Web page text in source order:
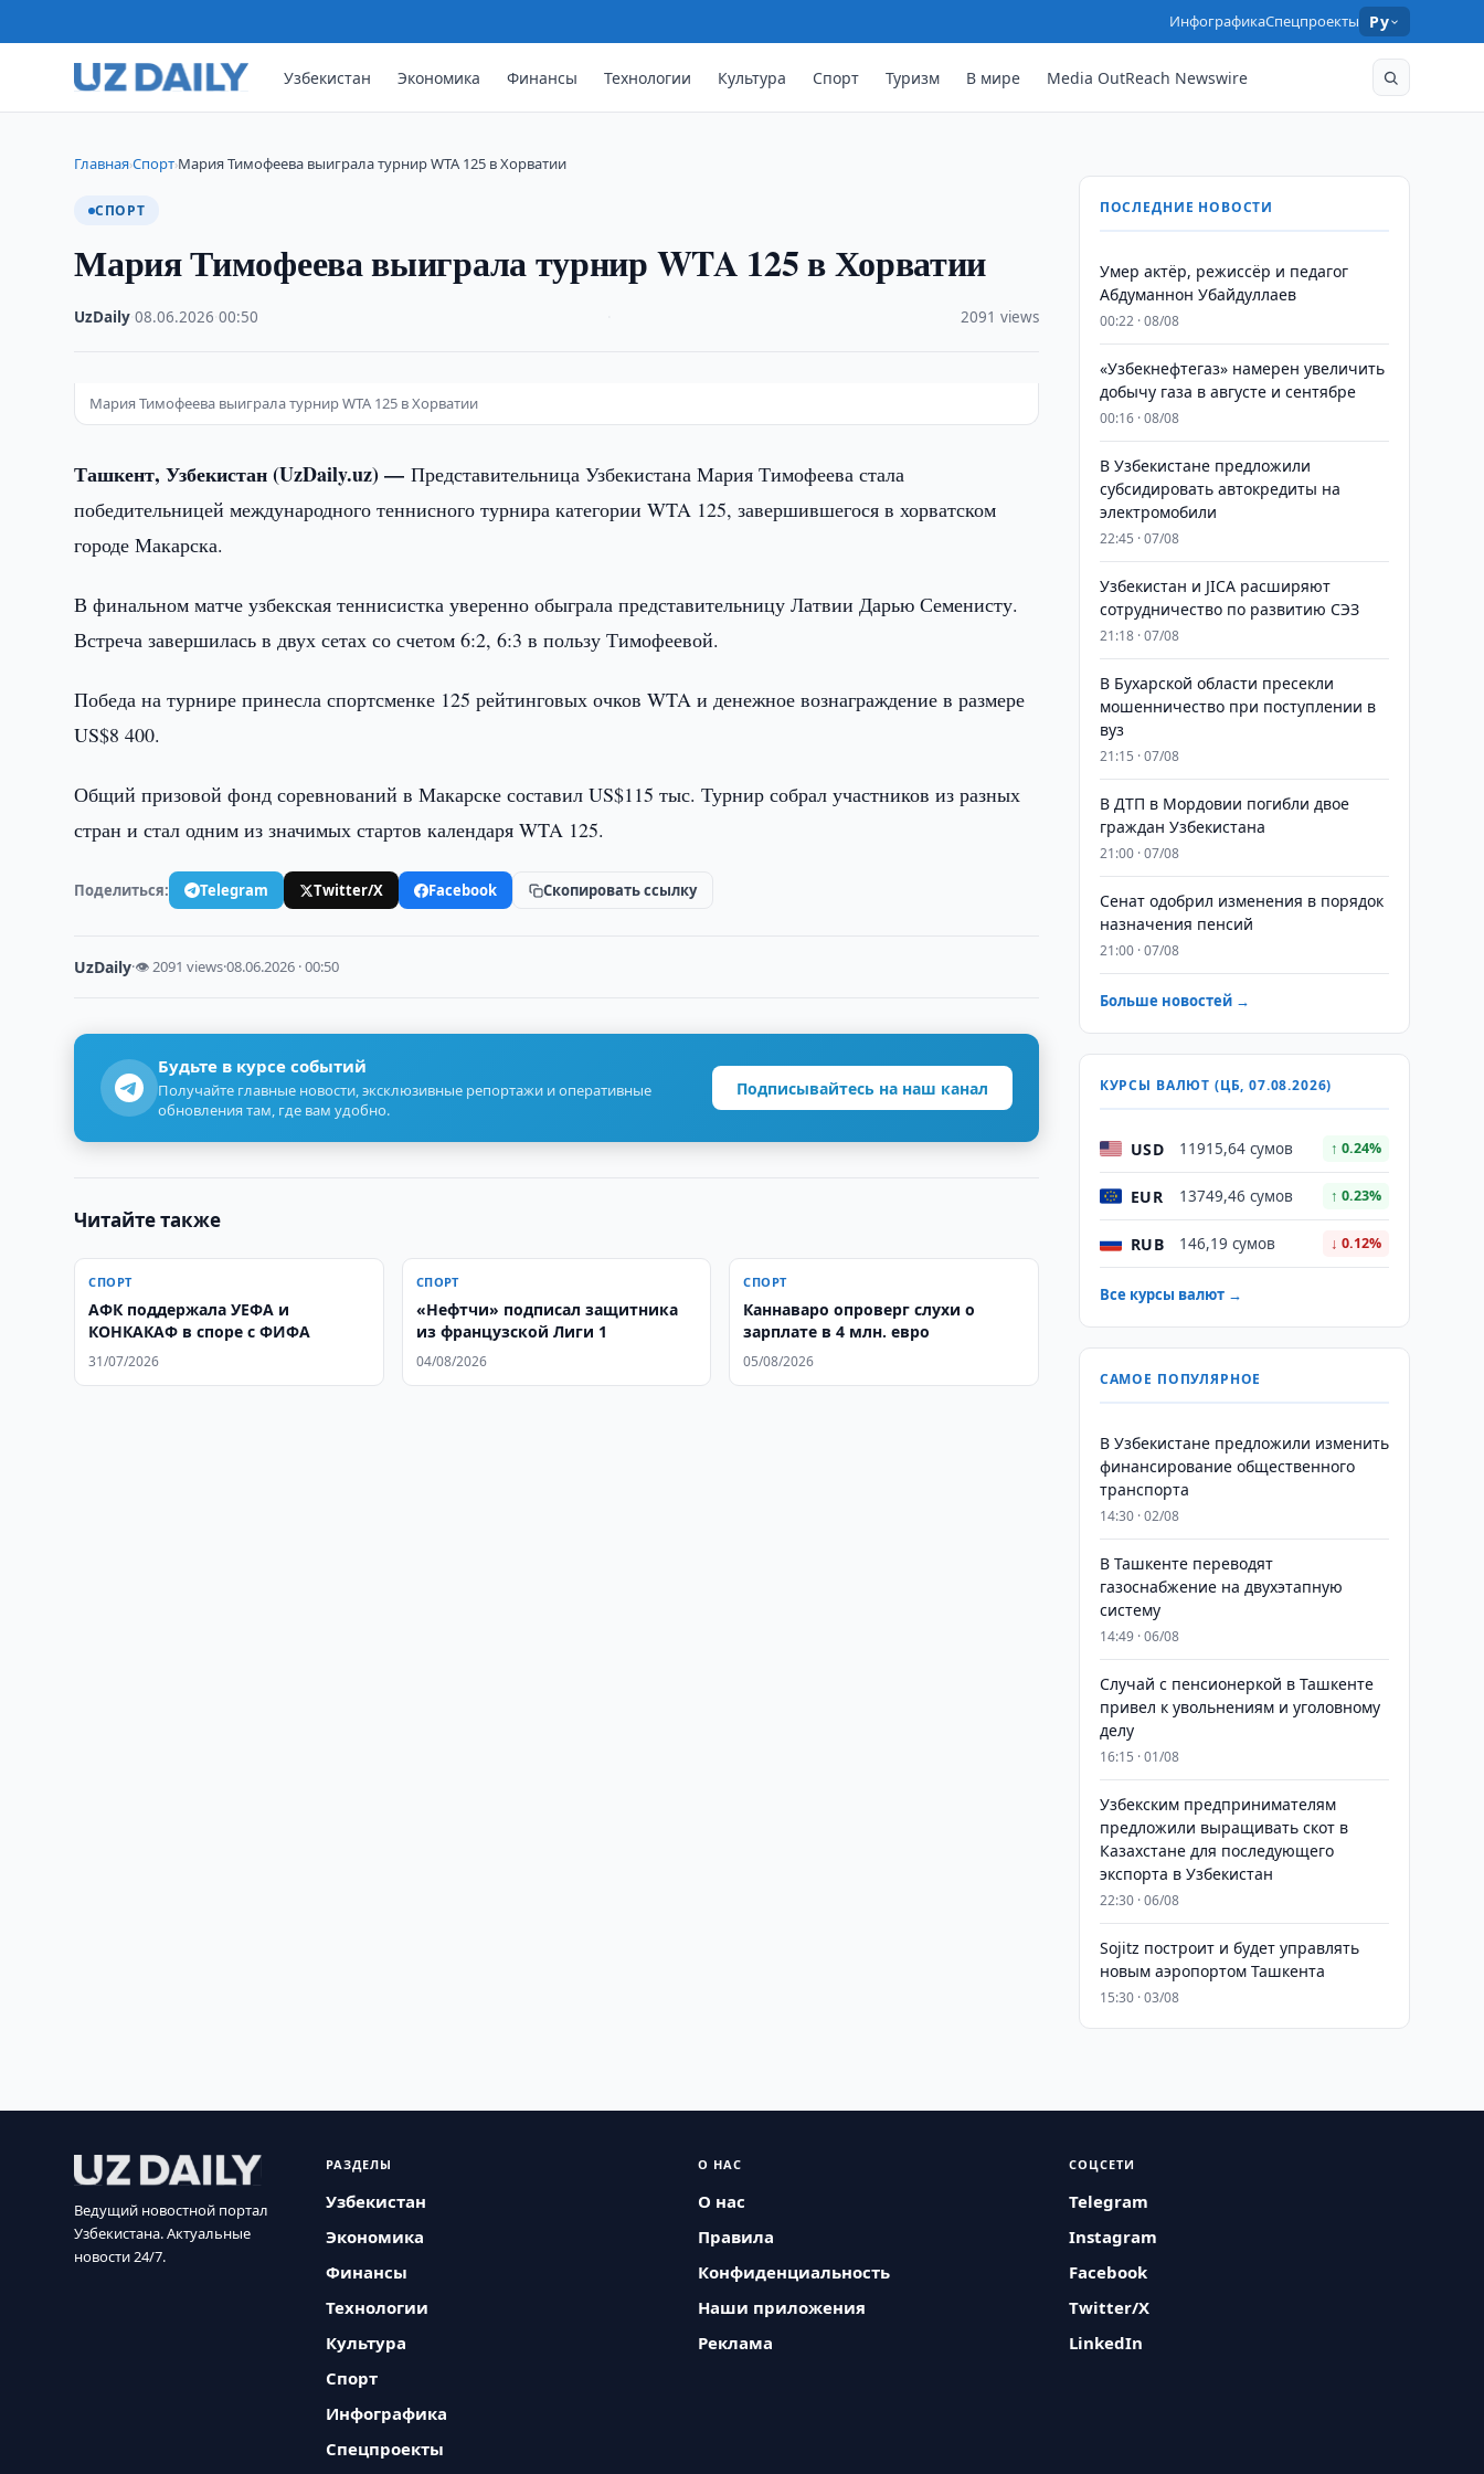
ИнфографикаСпецпроекты Ру
Узбекистан Экономика Финансы Технологии Культура Спорт Туризм В мире Media OutReach Newswire
Главная›Спорт›Мария Тимофеева выиграла турнир WTA 125 в Хорватии
СПОРТ
Мария Тимофеева выиграла турнир WTA 125 в Хорватии
UzDaily ·08.06.2026 ·00:50 2091 views
Мария Тимофеева выиграла турнир WTA 125 в Хорватии
Ташкент, Узбекистан (UzDaily.uz) —Представительница Узбекистана Мария Тимофеева стала
победительницей международного теннисного турнира категории WTA 125, завершившегося в хорватском
городе Макарска.
В финальном матче узбекская теннисистка уверенно обыграла представительницу Латвии Дарью Семенисту.
Встреча завершилась в двух сетах со счетом 6:2, 6:3 в пользу Тимофеевой.
Победа на турнире принесла спортсменке 125 рейтинговых очков WTA и денежное вознаграждение в размере
US$8 400.
Общий призовой фонд соревнований в Макарске составил US$115 тыс. Турнир собрал участников из разных
стран и стал одним из значимых стартов календаря WTA 125.
Поделиться: Telegram Twitter/X Facebook Скопировать ссылку
UzDaily·👁 2091 views·08.06.2026 · 00:50
Будьте в курсе событий
Получайте главные новости, эксклюзивные репортажи и оперативные
обновления там, где вам удобно.
Подписывайтесь на наш канал
Читайте также
СПОРТ
АФК поддержала УЕФА и
КОНКАКАФ в споре с ФИФА
31/07/2026
СПОРТ
«Нефтчи» подписал защитника
из французской Лиги 1
04/08/2026
СПОРТ
Каннаваро опроверг слухи о
зарплате в 4 млн. евро
05/08/2026
ПОСЛЕДНИЕ НОВОСТИ
Умер актёр, режиссёр и педагог
Абдуманнон Убайдуллаев
00:22 · 08/08
«Узбекнефтегаз» намерен увеличить
добычу газа в августе и сентябре
00:16 · 08/08
В Узбекистане предложили
субсидировать автокредиты на
электромобили
22:45 · 07/08
Узбекистан и JICA расширяют
сотрудничество по развитию СЭЗ
21:18 · 07/08
В Бухарской области пресекли
мошенничество при поступлении в
вуз
21:15 · 07/08
В ДТП в Мордовии погибли двое
граждан Узбекистана
21:00 · 07/08
Сенат одобрил изменения в порядок
назначения пенсий
21:00 · 07/08
Больше новостей →
КУРСЫ ВАЛЮТ (ЦБ, 07.08.2026)
USD 11915,64 сумов ↑ 0.24%
EUR 13749,46 сумов ↑ 0.23%
RUB 146,19 сумов ↓ 0.12%
Все курсы валют →
САМОЕ ПОПУЛЯРНОЕ
В Узбекистане предложили изменить
финансирование общественного
транспорта
14:30 · 02/08
В Ташкенте переводят
газоснабжение на двухэтапную
систему
14:49 · 06/08
Случай с пенсионеркой в Ташкенте
привел к увольнениям и уголовному
делу
16:15 · 01/08
Узбекским предпринимателям
предложили выращивать скот в
Казахстане для последующего
экспорта в Узбекистан
22:30 · 06/08
Sojitz построит и будет управлять
новым аэропортом Ташкента
15:30 · 03/08
Ведущий новостной портал
Узбекистана. Актуальные
новости 24/7.
РАЗДЕЛЫ
Узбекистан
Экономика
Финансы
Технологии
Культура
Спорт
Инфографика
Спецпроекты
О НАС
О нас
Правила
Конфиденциальность
Наши приложения
Реклама
СОЦСЕТИ
Telegram
Instagram
Facebook
Twitter/X
LinkedIn